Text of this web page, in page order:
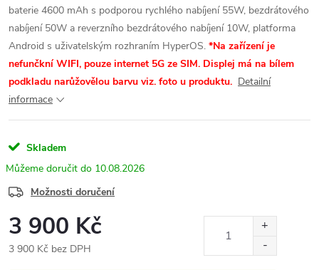
baterie 4600 mAh s podporou rychlého nabíjení 55W, bezdrátového
nabíjení 50W a reverzního bezdrátového nabíjení 10W, platforma
Android s uživatelským rozhraním HyperOS. *Na zařízení je
nefunčkní WIFI, pouze internet 5G ze SIM. Displej má na bílem
podkladu narůžovělou barvu viz. foto u produktu. Detailní
informace
Skladem
10.08.2026
Možnosti doručení
3 900 Kč
3 900 Kč bez DPH